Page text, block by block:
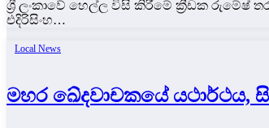
ශ්‍රී ලංකාවේ හෙල්ල විසි කිරීමේ ක්‍රීඩක රුමේෂ්
එදිරිසිංහ…
Local News
මහර ඛේදවාචකයේ යථාර්ථය,